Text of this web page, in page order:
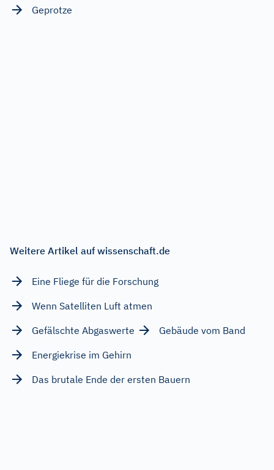
Geprotze
Weitere Artikel auf wissenschaft.de
Eine Fliege für die Forschung
Wenn Satelliten Luft atmen
Gefälschte Abgaswerte
Gebäude vom Band
Energiekrise im Gehirn
Das brutale Ende der ersten Bauern